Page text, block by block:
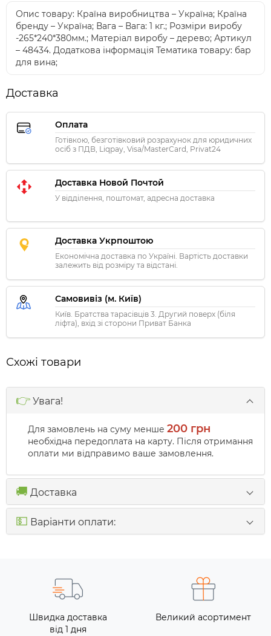
Опис товару: Країна виробництва – Україна; Країна
бренду – Україна; Вага – Вага: 1 кг.; Розміри виробу
-265*240*380мм.; Матеріал виробу – дерево; Артикул
– 48434. Додаткова інформація Тематика товару: бар
для вина;
Доставка
Оплата
Готівкою, безготівковий розрахунок для юридичних
осіб з ПДВ, Liqpay, Visa/MasterCard, Privat24
Доставка Новой Почтой
У відділення, поштомат, адресна доставка
Доставка Укрпоштою
Економічна доставка по Україні. Вартість доставки
залежить від розміру та відстані.
Самовивіз (м. Київ)
Київ. Братства тарасівців 3. Другий поверх (біля
ліфта), вхід зі сторони Приват Банка
Схожі товари
👉 Увага!
Для замовлень на суму менше 200 грн
необхідна передоплата на карту. Після отримання
оплати ми відправимо ваше замовлення.
🚚 Доставка
💵 Варіанти оплати:
Швидка доставка
від 1 дня
Великий асортимент